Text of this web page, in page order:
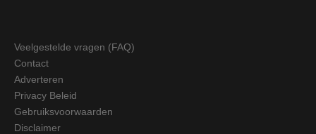
Veelgestelde vragen (FAQ)
Contact
Adverteren
Privacy Beleid
Gebruiksvoorwaarden
Disclaimer